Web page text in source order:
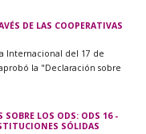
DE LAS COOPERATIVAS
Internacional del 17 de
la "Declaración sobre
SOBRE LOS ODS: ODS 16 -
SÓLIDAS